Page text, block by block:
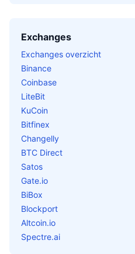
Exchanges
Exchanges overzicht
Binance
Coinbase
LiteBit
KuCoin
Bitfinex
Changelly
BTC Direct
Satos
Gate.io
BiBox
Blockport
Altcoin.io
Spectre.ai